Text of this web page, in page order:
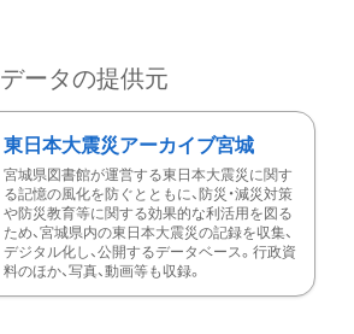
データの提供元
東日本大震災アーカイブ宮城
宮城県図書館が運営する東日本大震災に関す
る記憶の風化を防ぐとともに、防災・減災対策
や防災教育等に関する効果的な利活用を図る
ため、宮城県内の東日本大震災の記録を収集、
デジタル化し、公開するデータベース。行政資
料のほか、写真、動画等も収録。